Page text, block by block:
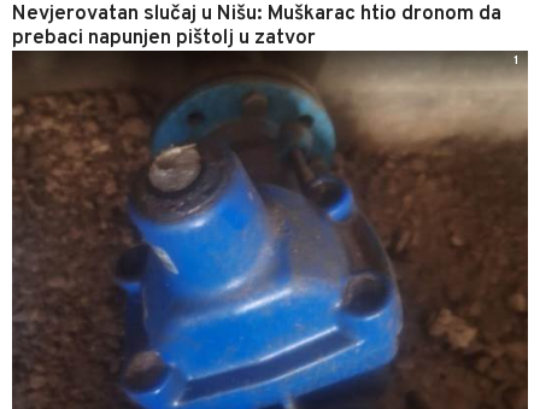
Nevjerovatan slučaj u Nišu: Muškarac htio dronom da
prebaci napunjen pištolj u zatvor
1